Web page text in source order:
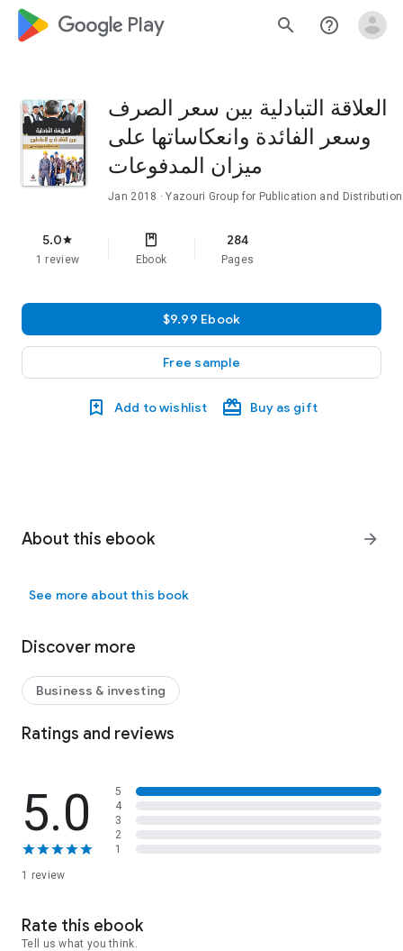
google_logo Play search help_outline
العلاقة التبادلية بين سعر الصرف
وسعر الفائدة وانعكاساتها على
ميزان المدفوعات
Jan 2018 · Yazouri Group for Publication and Distribution
5.0star
1 review Ebook
284
Pages
$9.99 Ebook
Free sample
Add to wishlist Buy as gift
About this ebook arrow_forward
See more about this book
Discover more
Business & investing
Ratings and reviews
5.0
1 review
5
4
3
2
1
Rate this ebook
Tell us what you think.